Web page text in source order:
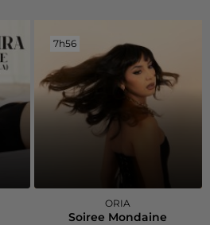
7h56
7h56
ORIA
Soiree Mondaine